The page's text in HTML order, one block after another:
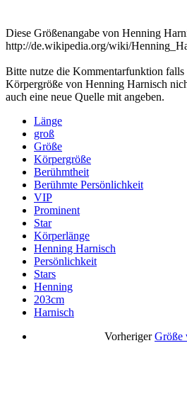
Diese Größenangabe von Henning
http://de.wikipedia.org/wiki/
Bitte nutze die Kommentarfunktion falls
Körpergröße von Henning Harnisch
auch eine neue Quelle mit angeben.
Länge
groß
Größe
Körpergröße
Berühmtheit
Berühmte Persönlichkeit
VIP
Prominent
Star
Körperlänge
Henning Harnisch
Persönlichkeit
Stars
Henning
203cm
Harnisch
Vorheriger Größe